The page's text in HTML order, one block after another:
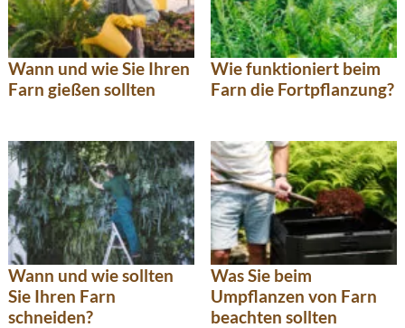
Wann und wie Sie Ihren
Farn gießen sollten
Wie funktioniert beim
Farn die Fortpflanzung?
Wann und wie sollten
Sie Ihren Farn
schneiden?
Was Sie beim
Umpflanzen von Farn
beachten sollten